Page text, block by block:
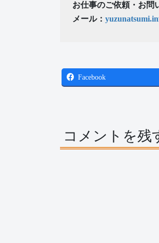
お仕事のご依頼・お問
メール：
Facebook
コメントを残